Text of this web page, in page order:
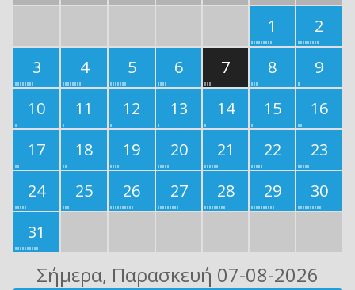
1
2
3
4 5 6 7 8
9
10
11 12 13 14 15
16
17
18 19 20 21 22
23
24
25 26 27 28 29
30
31
Σήμερα, Παρασκευή 07-08-2026